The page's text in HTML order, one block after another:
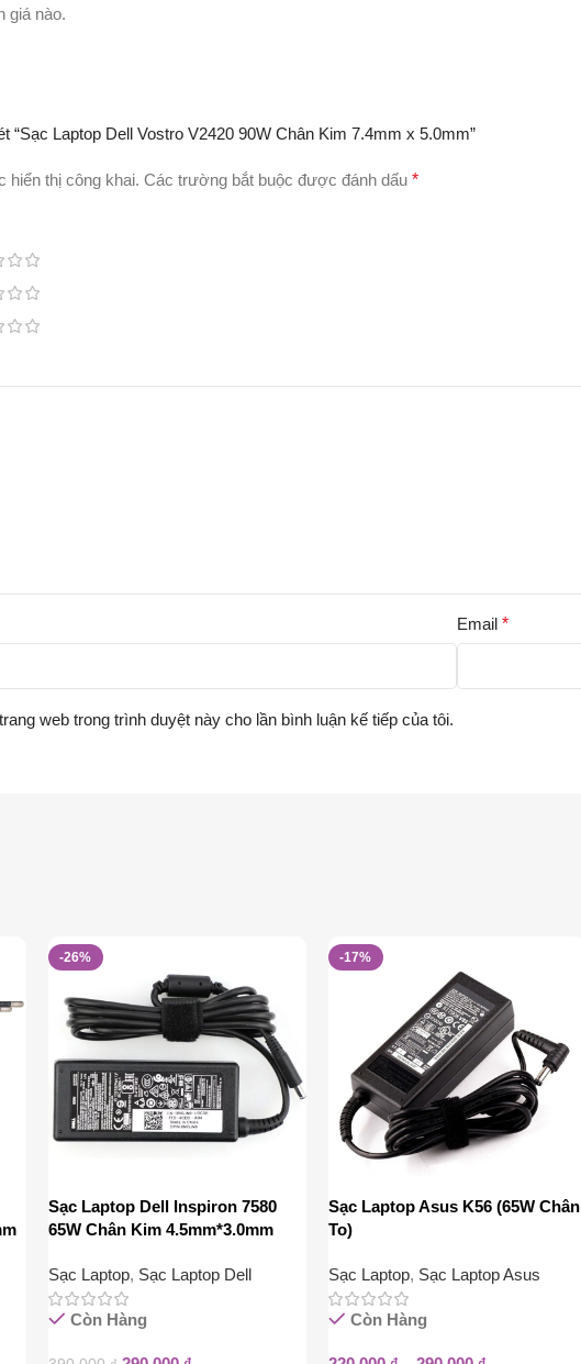
giá nào.
“Sạc Laptop Dell Vostro V2420 90W Chân Kim 7.4mm x 5.0mm”
hiển thị công khai. Các trường bắt buộc được đánh dấu *
Email *
web trong trình duyệt này cho lần bình luận kế tiếp của tôi.
-26%
Sạc Laptop Dell Inspiron 7580
65W Chân Kim 4.5mm*3.0mm
Sạc Laptop, Sạc Laptop Dell
Còn Hàng
-17%
Sạc Laptop Asus K56 (65W Chân
To)
Sạc Laptop, Sạc Laptop Asus
Còn Hàng